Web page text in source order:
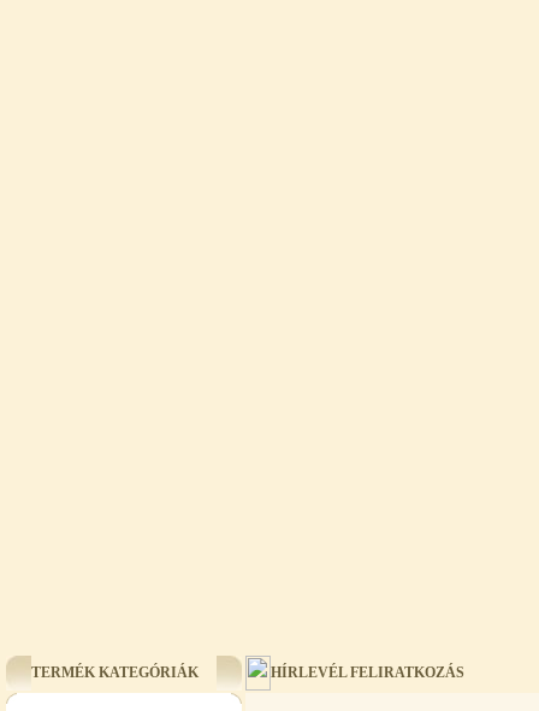
TERMÉK KATEGÓRIÁK HÍRLEVÉL FELIRATKOZÁS